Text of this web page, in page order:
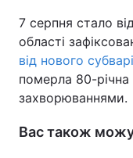
Тема оформлення
7 серпня стало
області
від нового
померла 80-річна
захворюваннями.
Вас також